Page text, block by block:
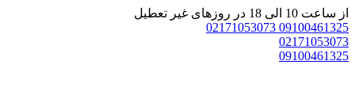
02171053073